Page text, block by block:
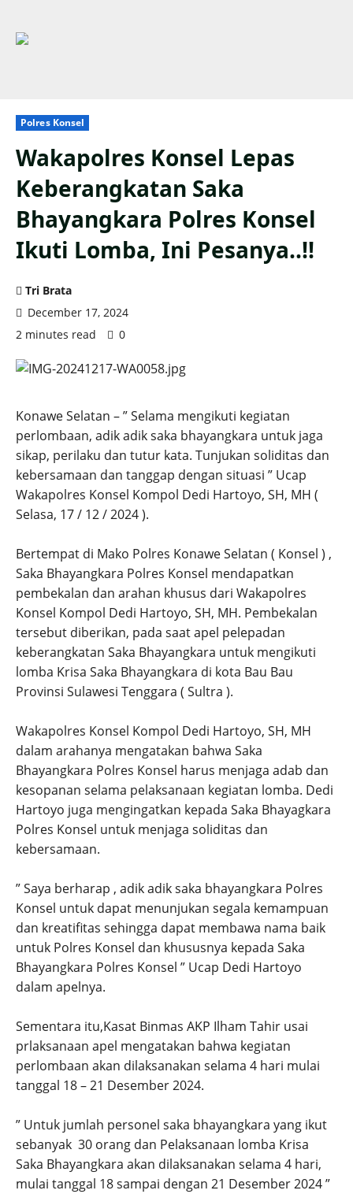
Polres Konsel
Wakapolres Konsel Lepas
Keberangkatan Saka
Bhayangkara Polres Konsel
Ikuti Lomba, Ini Pesanya..!!
Tri Brata
December 17, 2024
2 minutes read
0
Konawe Selatan – ” Selama mengikuti kegiatan
perlombaan, adik adik saka bhayangkara untuk jaga
sikap, perilaku dan tutur kata. Tunjukan soliditas dan
kebersamaan dan tanggap dengan situasi ” Ucap
Wakapolres Konsel Kompol Dedi Hartoyo, SH, MH (
Selasa, 17 / 12 / 2024 ).
Bertempat di Mako Polres Konawe Selatan ( Konsel ) ,
Saka Bhayangkara Polres Konsel mendapatkan
pembekalan dan arahan khusus dari Wakapolres
Konsel Kompol Dedi Hartoyo, SH, MH. Pembekalan
tersebut diberikan, pada saat apel pelepadan
keberangkatan Saka Bhayangkara untuk mengikuti
lomba Krisa Saka Bhayangkara di kota Bau Bau
Provinsi Sulawesi Tenggara ( Sultra ).
Wakapolres Konsel Kompol Dedi Hartoyo, SH, MH
dalam arahanya mengatakan bahwa Saka
Bhayangkara Polres Konsel harus menjaga adab dan
kesopanan selama pelaksanaan kegiatan lomba. Dedi
Hartoyo juga mengingatkan kepada Saka Bhayagkara
Polres Konsel untuk menjaga soliditas dan
kebersamaan.
” Saya berharap , adik adik saka bhayangkara Polres
Konsel untuk dapat menunjukan segala kemampuan
dan kreatifitas sehingga dapat membawa nama baik
untuk Polres Konsel dan khususnya kepada Saka
Bhayangkara Polres Konsel ” Ucap Dedi Hartoyo
dalam apelnya.
Sementara itu,Kasat Binmas AKP Ilham Tahir usai
prlaksanaan apel mengatakan bahwa kegiatan
perlombaan akan dilaksanakan selama 4 hari mulai
tanggal 18 – 21 Desember 2024.
” Untuk jumlah personel saka bhayangkara yang ikut
sebanyak 30 orang dan Pelaksanaan lomba Krisa
Saka Bhayangkara akan dilaksanakan selama 4 hari,
mulai tanggal 18 sampai dengan 21 Desember 2024 ”